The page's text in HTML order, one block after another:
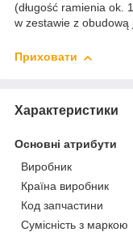
(długość ramienia ok.
w zestawie z
Приховати
Характеристики
Основні атрибути
Виробник
Країна виробник
Код запчастини
Сумісність з маркою